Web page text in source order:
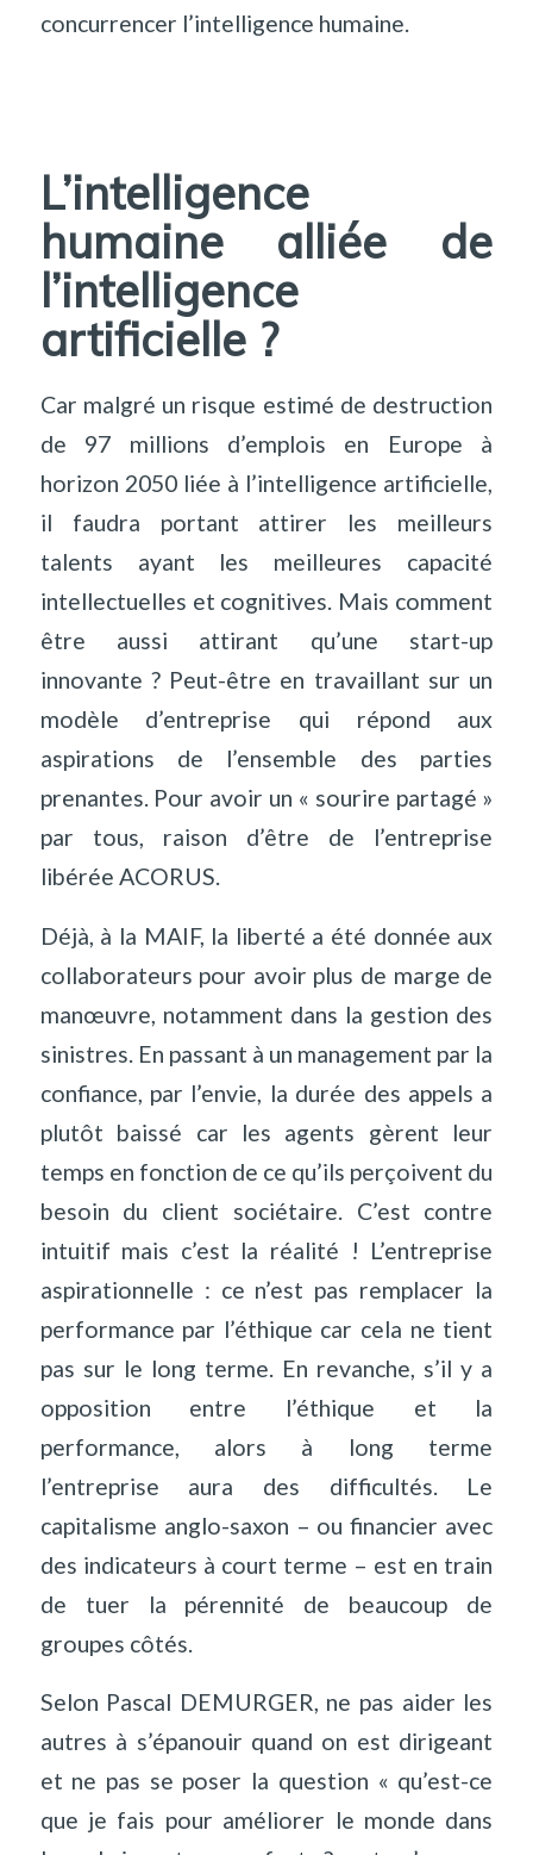
concurrencer l’intelligence humaine.
L’intelligence
humaine alliée de
l’intelligence
artificielle ?
Car malgré un risque estimé de destruction
de 97 millions d’emplois en Europe à
horizon 2050 liée à l’intelligence artificielle,
il faudra portant attirer les meilleurs
talents ayant les meilleures capacité
intellectuelles et cognitives. Mais comment
être aussi attirant qu’une start-up
innovante ? Peut-être en travaillant sur un
modèle d’entreprise qui répond aux
aspirations de l’ensemble des parties
prenantes. Pour avoir un « sourire partagé »
par tous, raison d’être de l’entreprise
libérée ACORUS.
Déjà, à la MAIF, la liberté a été donnée aux
collaborateurs pour avoir plus de marge de
manœuvre, notamment dans la gestion des
sinistres. En passant à un management par la
confiance, par l’envie, la durée des appels a
plutôt baissé car les agents gèrent leur
temps en fonction de ce qu’ils perçoivent du
besoin du client sociétaire. C’est contre
intuitif mais c’est la réalité ! L’entreprise
aspirationnelle : ce n’est pas remplacer la
performance par l’éthique car cela ne tient
pas sur le long terme. En revanche, s’il y a
opposition entre l’éthique et la
performance, alors à long terme
l’entreprise aura des difficultés. Le
capitalisme anglo-saxon – ou financier avec
des indicateurs à court terme – est en train
de tuer la pérennité de beaucoup de
groupes côtés.
Selon Pascal DEMURGER, ne pas aider les
autres à s’épanouir quand on est dirigeant
et ne pas se poser la question « qu’est-ce
que je fais pour améliorer le monde dans